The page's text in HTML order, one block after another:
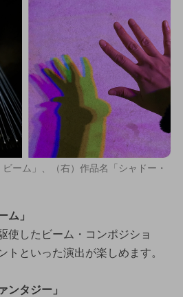
ーム」、（右）作品名「シャドー・
ム」
使したビーム・コンポジショ
トといった演出が楽しめます。
ンタジー」